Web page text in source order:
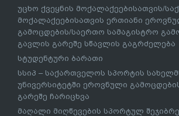
უცხო ქვეყნის მოქალაქეებისათვის/
მოქალაქეებისათვის ერთიანი
გამოცდების/საერთო სამაგისტრო
გავლის გარეშე სწავლის გაგრძელება
სტუდენტური ბარათი
სსიპ – საქართველოს სპორტის
უნივერსიტეტში ეროვნული
გარეშე ჩარიცხვა
მაღალი მიღწევების სპორტულ